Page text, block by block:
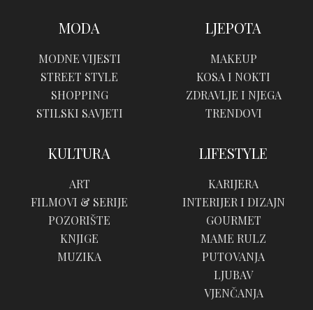
MODA
MODNE VIJESTI
STREET STYLE
SHOPPING
STILSKI SAVJETI
LJEPOTA
MAKEUP
KOSA I NOKTI
ZDRAVLJE I NJEGA
TRENDOVI
KULTURA
ART
FILMOVI & SERIJE
POZORIŠTE
KNJIGE
MUZIKA
LIFESTYLE
KARIJERA
INTERIJER I DIZAJN
GOURMET
MAME RULZ
PUTOVANJA
LJUBAV
VJENČANJA